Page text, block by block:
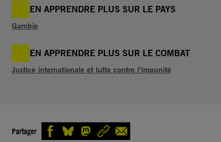
EN APPRENDRE PLUS SUR LE PAYS
Gambie
EN APPRENDRE PLUS SUR LE COMBAT
Justice internationale et lutte contre l’impunité
Partager